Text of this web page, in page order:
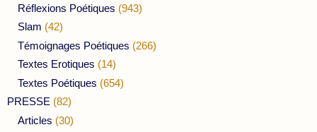
Réflexions Poétiques (943)
Slam (42)
Témoignages Poétiques (266)
Textes Erotiques (14)
Textes Poétiques (654)
PRESSE (82)
Articles (30)